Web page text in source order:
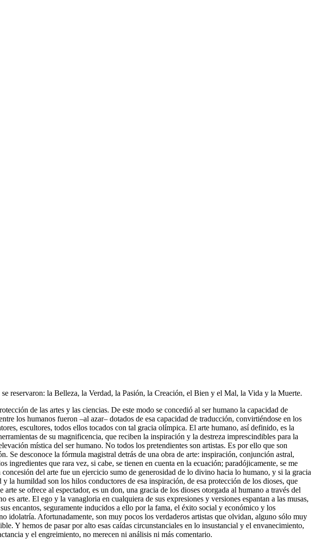
reservaron: la Belleza, la Verdad, la Pasión, la Creación, el Bien y el Mal, la Vida y la Muerte.
de las artes y las ciencias. De este modo se concedió al ser humano la capacidad de
los humanos fueron –al azar– dotados de esa capacidad de traducción, convirtiéndose en los
escultores, todos ellos tocados con tal gracia olímpica. El arte humano, así definido, es la
de su magnificencia, que reciben la inspiración y la destreza imprescindibles para la
mística del ser humano. No todos los pretendientes son artistas. Es por ello que son
Se desconoce la fórmula magistral detrás de una obra de arte: inspiración, conjunción astral,
que rara vez, si cabe, se tienen en cuenta en la ecuación; paradójicamente, se me
del arte fue un ejercicio sumo de generosidad de lo divino hacia lo humano, y si la gracia
la humildad son los hilos conductores de esa inspiración, de esa protección de los dioses, que
se ofrece al espectador, es un don, una gracia de los dioses otorgada al humano a través del
arte. El ego y la vanagloria en cualquiera de sus expresiones y versiones espantan a las musas,
encantos, seguramente inducidos a ello por la fama, el éxito social y económico y los
idolatría. Afortunadamente, son muy pocos los verdaderos artistas que olvidan, alguno sólo muy
Y hemos de pasar por alto esas caídas circunstanciales en lo insustancial y el envanecimiento,
y el engreimiento, no merecen ni análisis ni más comentario.